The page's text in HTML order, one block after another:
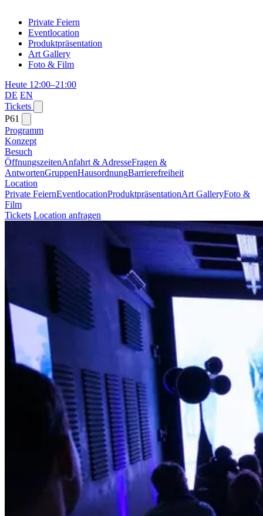
Private Feiern
Eventlocation
Produktpräsentation
Art Gallery
Foto & Film
Heute 12:00–21:00
DE EN
Tickets
P61
Programm
Konzept
Besuch
ÖffnungszeitenAnfahrt & AdresseFragen &
AntwortenGruppenHausordnungBarrierefreiheit
Location
Private FeiernEventlocationProduktpräsentationArt GalleryFoto &
Film
Tickets Location anfragen